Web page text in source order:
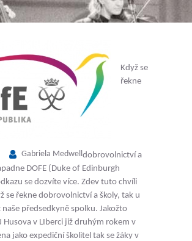
Gabriela Medwell
Když se
řekne
dobrovolnictví a
DOFE (Duke of Edinburgh
se dozvíte více. Zdev tuto chvíli
se řekne dobrovolnictví a školy, tak u
předsedkyně spolku. Jakožto
Husova v LIberci již druhým rokem v
jako expediční školitel tak se žáky v